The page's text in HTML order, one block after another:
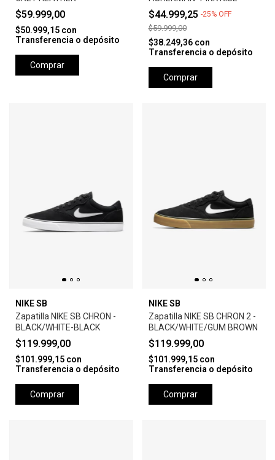
$59.999,00
$50.999,15 con
Transferencia o depósito
Comprar
$44.999,25 -25% OFF
$59.999,00
$38.249,36 con
Transferencia o depósito
Comprar
NIKE SB
Zapatilla NIKE SB CHRON -
BLACK/WHITE-BLACK
$119.999,00
$101.999,15 con
Transferencia o depósito
Comprar
NIKE SB
Zapatilla NIKE SB CHRON 2 -
BLACK/WHITE/GUM BROWN
$119.999,00
$101.999,15 con
Transferencia o depósito
Comprar